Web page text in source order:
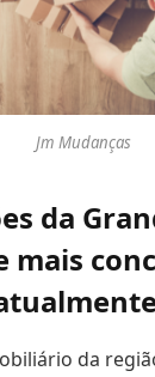
Jm Mudanças
da
mais
da